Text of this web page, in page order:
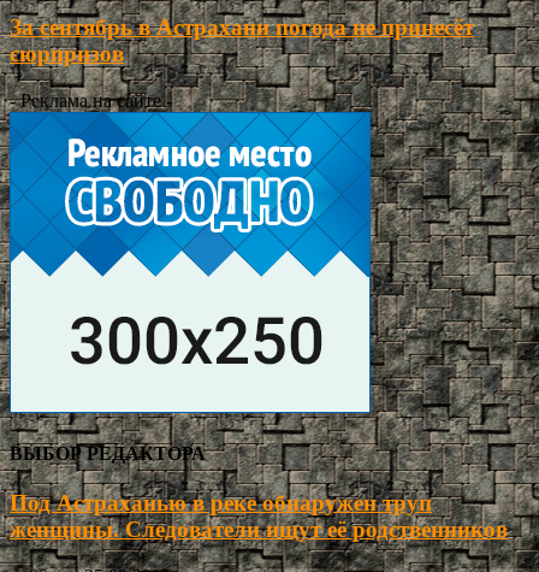
За сентябрь в Астрахани погода не принесёт
сюрпризов
- Реклама на сайте -
ВЫБОР РЕДАКТОРА
Под Астраханью в реке обнаружен труп
женщины. Следователи ищут её родственников